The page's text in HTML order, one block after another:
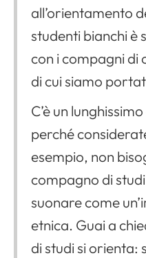
all’orientamento
studenti bianchi è
con i compagni di
di cui siamo
C’è un
perché
esempio, non
compagno di
suonare come
etnica. Guai a
di studi si orienta: